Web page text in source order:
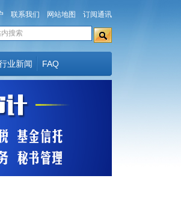
联系我们 网站地图 订阅通讯
业新闻 FAQ